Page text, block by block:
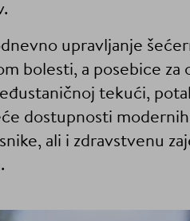
upravljanje
bolesti, a posebice za
tekući,
dostupnosti
ali i zdravstvenu